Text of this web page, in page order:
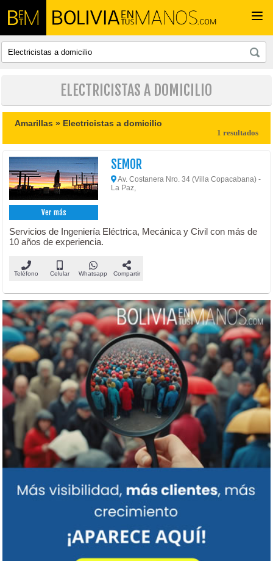
ELECTRICISTAS A DOMICILIO
Amarillas » Electricistas a domicilio
1 resultados
Ver más
SEMOR
Av. Costanera Nro. 34 (Villa Copacabana) -
La Paz,
Servicios de Ingeniería Eléctrica, Mecánica y Civil con más de
10 años de experiencia.
Teléfono Celular Whatsapp Compartir